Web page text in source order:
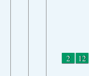
2 12